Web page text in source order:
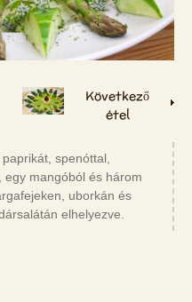
Következő
étel
spenóttal,
egy mangóból és három
uborkán és
elhelyezve.